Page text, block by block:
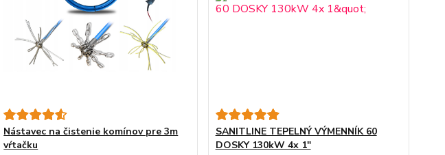
Nástavec na čistenie komínov pre 3m
vŕtačku
SANITLINE TEPELNÝ VÝMENNÍK 60
DOSKY 130kW 4x 1"